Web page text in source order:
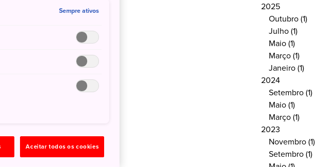
2025
Outubro (1)
Julho (1)
Maio (1)
Março (1)
Janeiro (1)
2024
Setembro (1)
Maio (1)
Março (1)
2023
Novembro (1)
Setembro (1)
Sempre ativos
Aceitar todos os cookies